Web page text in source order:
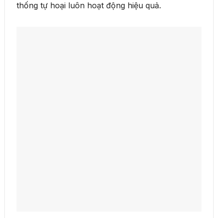
thống tự hoại luôn hoạt động hiệu quả.